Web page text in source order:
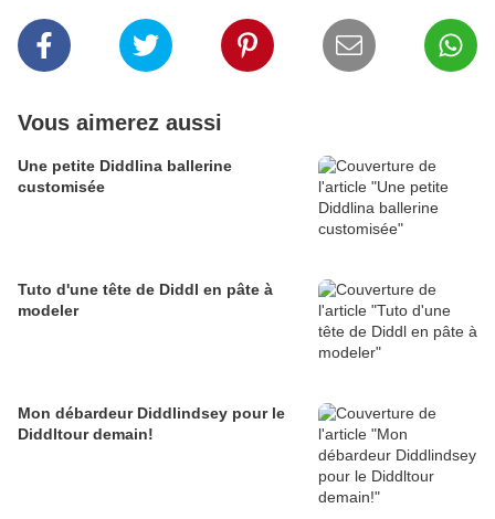
Vous aimerez aussi
Une petite Diddlina ballerine
customisée
Tuto d'une tête de Diddl en pâte à
modeler
Mon débardeur Diddlindsey pour le
Diddltour demain!